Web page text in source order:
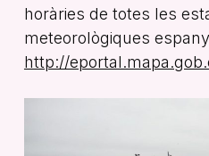
horàries de totes les
meteorològiques
http://